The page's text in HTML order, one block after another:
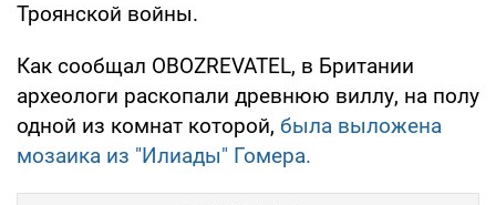
Троянской войны.
Как сообщал OBOZREVATEL, в Британии
археологи раскопали древнюю виллу, на полу
одной из комнат которой, была выложена
мозаика из "Илиады" Гомера.